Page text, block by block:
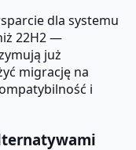
dla systemu
22H2 —
już
migrację na
i